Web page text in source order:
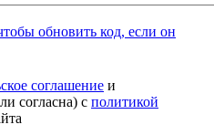
соглашение и
согласна) с политикой